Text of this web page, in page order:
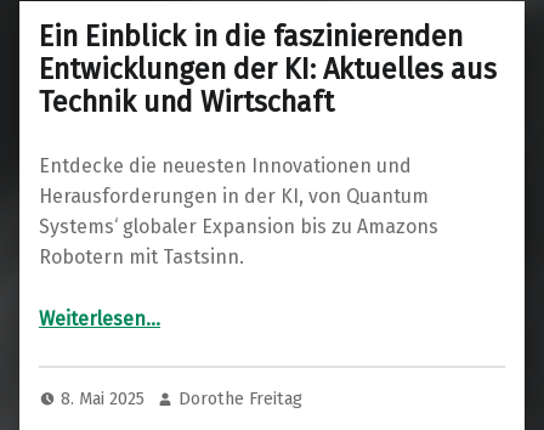
Ein Einblick in die faszinierenden
Entwicklungen der KI: Aktuelles aus
Technik und Wirtschaft
Entdecke die neuesten Innovationen und
Herausforderungen in der KI, von Quantum
Systems‘ globaler Expansion bis zu Amazons
Robotern mit Tastsinn.
Weiterlesen“Ein Einblick in die faszinierenden Entwicklungen der KI: Aktuelles aus Technik und Wirtschaft”
…
8. Mai 2025 Dorothe Freitag